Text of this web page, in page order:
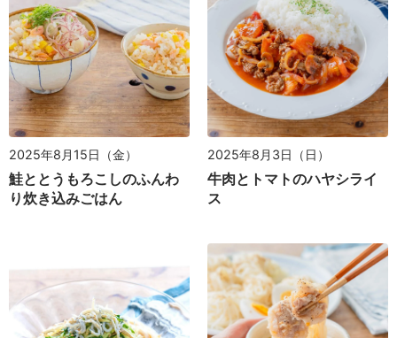
2025年8月15日（金）
鮭ととうもろこしのふんわ
り炊き込みごはん
2025年8月3日（日）
牛肉とトマトのハヤシライ
ス